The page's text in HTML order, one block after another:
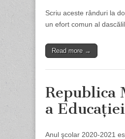
Scriu aceste rânduri la
un efort comun al
Read more →
Republica
a
Anul şcolar 2020-2021